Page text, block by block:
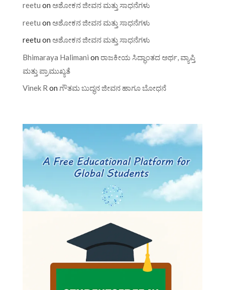
reetu on ಅಶೋಕನ ಜೀವನ ಮತ್ತು ಸಾಧನೆಗಳು
reetu on ಅಶೋಕನ ಜೀವನ ಮತ್ತು ಸಾಧನೆಗಳು
reetu on ಅಶೋಕನ ಜೀವನ ಮತ್ತು ಸಾಧನೆಗಳು
Bhimaraya Halimani on ರಾಜಕೀಯ ಸಿದ್ಧಾಂತದ ಅರ್ಥ, ವ್ಯಾಪ್ತಿ
ಮತ್ತು ಪ್ರಾಮುಖ್ಯತೆ
Vinek R on ಗೌತಮ ಬುದ್ಧನ ಜೀವನ ಹಾಗೂ ಬೋಧನೆ